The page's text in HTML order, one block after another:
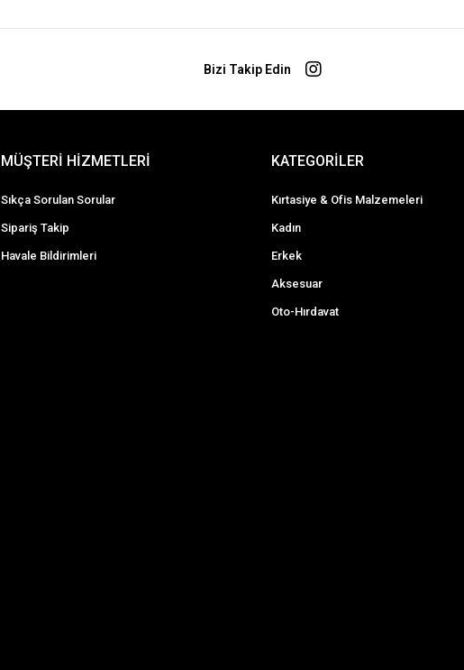
Bizi Takip Edin
MÜŞTERİ HİZMETLERİ
Sıkça Sorulan Sorular
Sipariş Takip
Havale Bildirimleri
KATEGORİLER
Kırtasiye & Ofis Malzemeleri
Kadın
Erkek
Aksesuar
Oto-Hırdavat